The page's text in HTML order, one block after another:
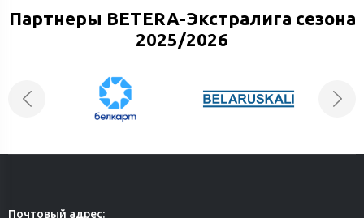
Партнеры BETERA-Экстралига сезона
2025/2026
Почтовый адрес: